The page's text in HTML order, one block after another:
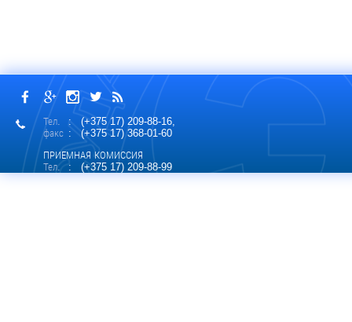
Тел.
: (+375 17) 209-88-16,
факс : (+375 17) 368-01-60
ПРИЕМНАЯ КОМИССИЯ
Тел.
: (+375 17) 209-88-99